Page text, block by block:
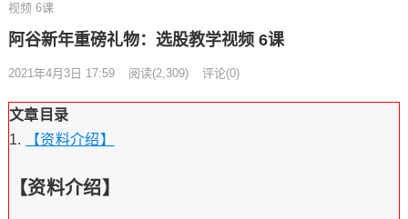
视频 6课
阿谷新年重磅礼物：选股教学视频 6课
2021年4月3日 17:59 阅读(2,309) 评论(0)
文章目录
【资料介绍】
【资料介绍】